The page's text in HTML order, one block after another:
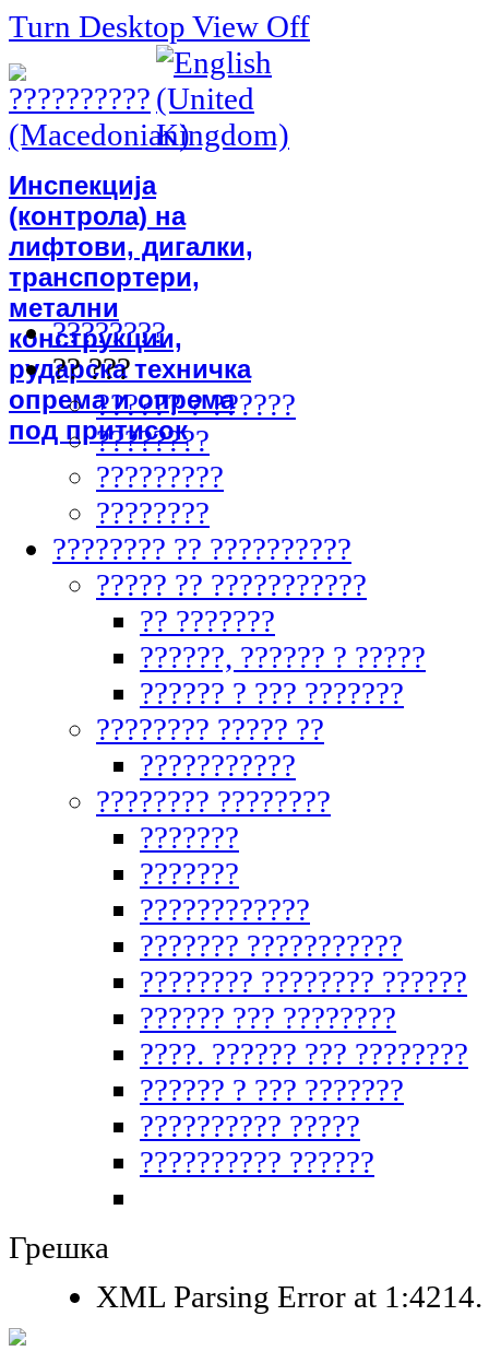
Turn Desktop View Off
Инспекција
(контрола) на
лифтови, дигалки,
транспортери,
метални
конструкции,
рударска техничка
опрема и опрема
под притисок
????????
?? ???
?????? ? ??????
????????
?????????
????????
???????? ?? ??????????
????? ?? ???????????
?? ???????
??????, ?????? ? ?????
?????? ? ??? ???????
???????? ????? ??
???????????
???????? ????????
???????
???????
????????????
??????? ???????????
???????? ???????? ??????
?????? ??? ????????
????. ?????? ??? ????????
?????? ? ??? ???????
?????????? ?????
?????????? ??????
Грешка
XML Parsing Error at